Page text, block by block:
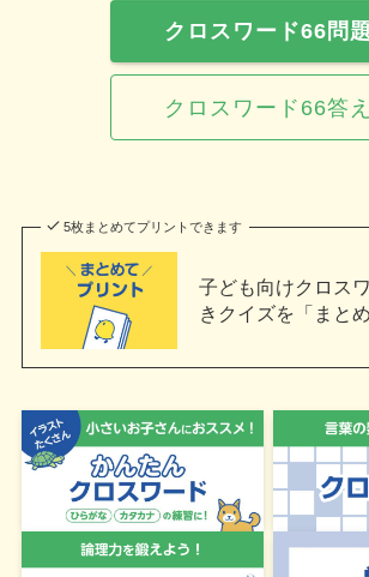
クロスワード66 問題
クロスワード66答え
5枚まとめてプリントできます
子ども向けクロス
きクイズを「まと